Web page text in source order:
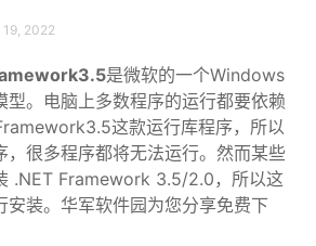
19, 2022
是微软的一个Windows
型。电脑上多数程序的运行都要依赖
这款运行库程序，所以
，很多程序都将无法运行。然而某些
.NET Framework 3.5/2.0，所以这
安装。华军软件园为您分享免费下